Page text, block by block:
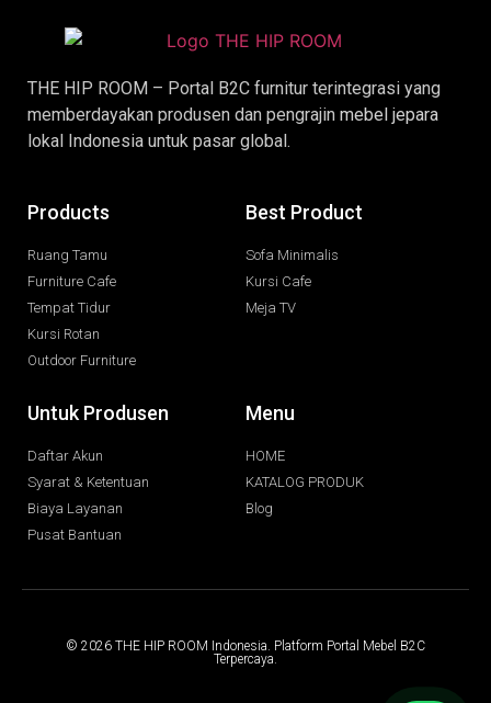
THE HIP ROOM – Portal B2C furnitur terintegrasi yang
memberdayakan produsen dan pengrajin mebel jepara
lokal Indonesia untuk pasar global.
Products
Ruang Tamu
Furniture Cafe
Tempat Tidur
Kursi Rotan
Outdoor Furniture
Best Product
Sofa Minimalis
Kursi Cafe
Meja TV
Untuk Produsen
Daftar Akun
Syarat & Ketentuan
Biaya Layanan
Pusat Bantuan
Menu
HOME
KATALOG PRODUK
Blog
© 2026 THE HIP ROOM Indonesia. Platform Portal Mebel B2C
Terpercaya.